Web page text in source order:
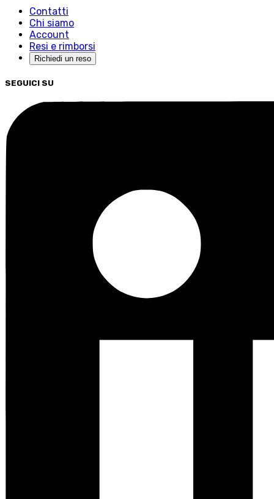
Contatti
Chi siamo
Account
Resi e rimborsi
Richiedi un reso
SEGUICI SU